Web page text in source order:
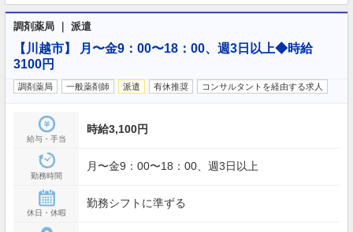
調剤薬局 ｜ 派遣
【川越市】 月〜金9：00〜18：00、週3日以上◆時給
3100円
調剤薬局 一般薬剤師 派遣 有休推奨 コンサルタントを経由する求人
給与・手当
時給3,100円
勤務時間
月〜金9：00〜18：00、週3日以上
休日・休暇
勤務シフトに準ずる